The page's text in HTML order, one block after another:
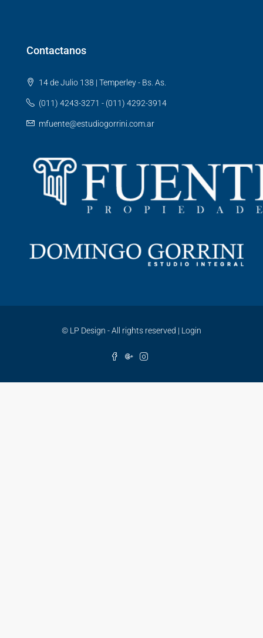
Contactanos
14 de Julio 138 | Temperley - Bs. As.
(011) 4243-3271 - (011) 4292-3914
mfuente@estudiogorrini.com.ar
© LP Design - All rights reserved | Login